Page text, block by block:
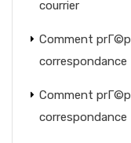
courrier
Comment
correspondance
Comment
correspondance